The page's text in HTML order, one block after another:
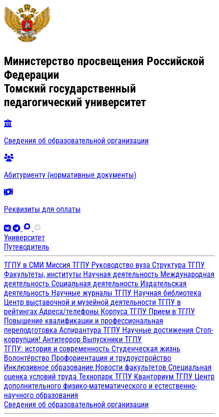
Министерство просвещения Российской
Федерации
Томский государственный
педагогический университет
Сведения об образовательной организации
Абитуриенту (нормативные документы)
Реквизиты для оплаты
Университет
Путеводитель
ТГПУ в СМИ Миссия ТГПУ Руководство вуза Структура ТГПУ
Факультеты, институты Научная деятельность Международная
деятельность Социальная деятельность Издательская
деятельность Научные журналы ТГПУ Научная библиотека
Центр выставочной и музейной деятельности ТГПУ в
рейтингах Адреса/телефоны Корпуса ТГПУ Прием в ТГПУ
Повышение квалификации и профессиональная
переподготовка Аспирантура ТГПУ Научные достижения Стоп-
коррупция! Антитеррор Выпускники ТГПУ
ТГПУ: история и современность Студенческая жизнь
Волонтёрство Профориентация и трудоустройство
Инклюзивное образование Новости факультетов Специальная
оценка условий труда Технопарк ТГПУ Кванториум ТГПУ Центр
дополнительного физико-математического и естественно-
научного образования
Сведения об образовательной организации